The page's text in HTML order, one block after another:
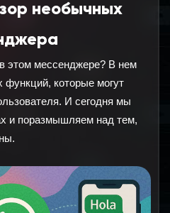
необычных
в этом мессенджере? В нем
функций, которые могут
И сегодня мы
и поразмышляем над тем,